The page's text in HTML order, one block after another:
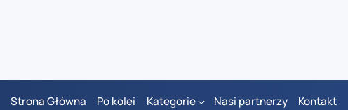
Strona Główna Po kolei Kategorie Nasi partnerzy Kontakt